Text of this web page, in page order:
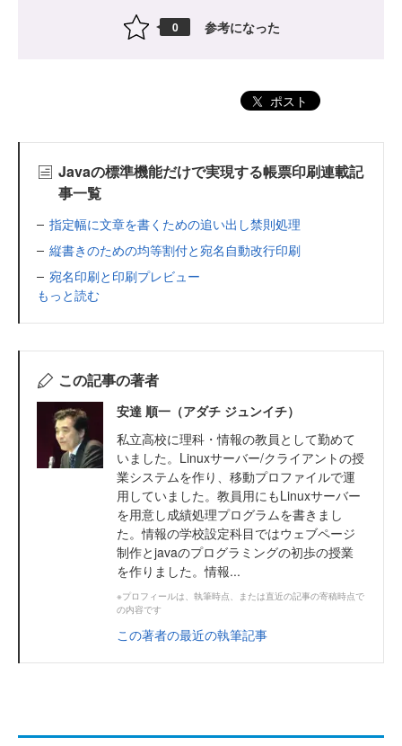
0 参考になった
ポスト
Javaの標準機能だけで実現する帳票印刷連載記
事一覧
指定幅に文章を書くための追い出し禁則処理
縦書きのための均等割付と宛名自動改行印刷
宛名印刷と印刷プレビュー
もっと読む
この記事の著者
安達 順一（アダチ ジュンイチ）
私立高校に理科・情報の教員として勤めて
いました。Linuxサーバー/クライアントの授
業システムを作り、移動プロファイルで運
用していました。教員用にもLinuxサーバー
を用意し成績処理プログラムを書きまし
た。情報の学校設定科目ではウェブページ
制作とjavaのプログラミングの初歩の授業
を作りました。情報...
※プロフィールは、執筆時点、または直近の記事の寄稿時点で
の内容です
この著者の最近の執筆記事